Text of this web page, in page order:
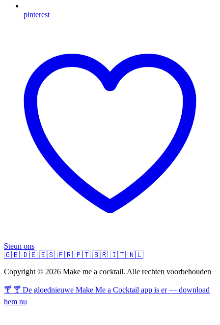
pinterest
Steun ons
🇬🇧 🇩🇪 🇪🇸 🇫🇷 🇵🇹 🇧🇷 🇮🇹 🇳🇱
Copyright © 2026 Make me a cocktail. Alle rechten voorbehouden
🍸 🍸 De gloednieuwe Make Me a Cocktail app is er — download
hem nu